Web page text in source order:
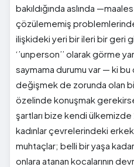
bakıldığında aslında
çözülememiş
ilişkideki yeri bir ileri bir geri
‘’unperson’’ olarak görme
saymama durumu var — ki
değişmek de zorunda olan
özelinde konuşmak
şartları bize kendi ülkemizde
kadınlar çevrelerindeki
muhtaçlar; belli bir yaşa
onlara atanan kocalarının